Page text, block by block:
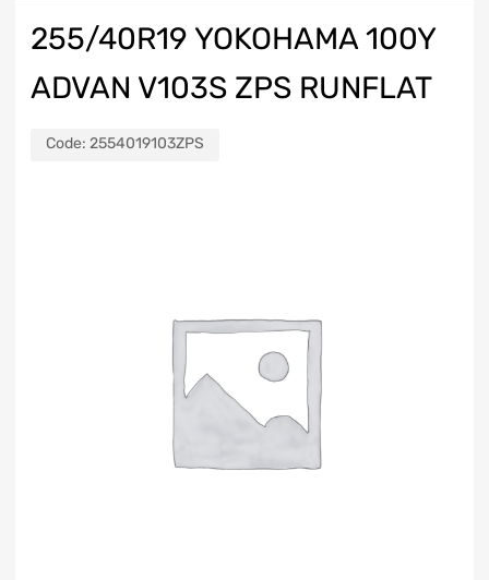
255/40R19 YOKOHAMA 100Y
ADVAN V103S ZPS RUNFLAT
Code: 2554019103ZPS